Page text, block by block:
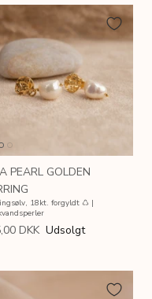
PEARL GOLDEN
18kt. forgyldt ♺ |
DKK Udsolgt